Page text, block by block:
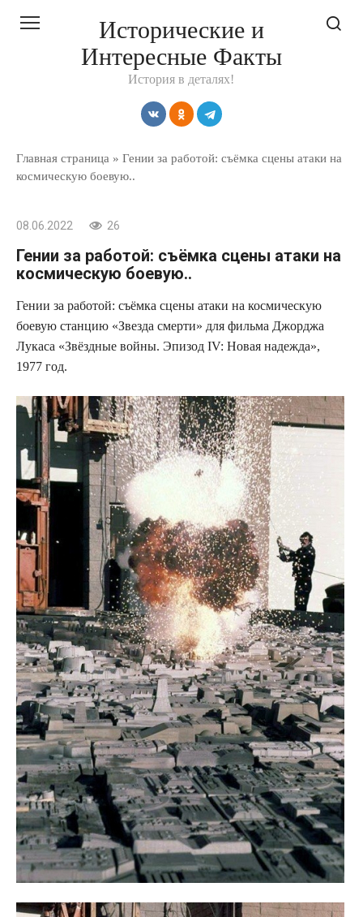
Исторические и
Интересные Факты
История в деталях!
Главная страница » Гении за работой: съёмка сцены атаки на
космическую боевую..
08.06.2022 26
Гении за работой: съёмка сцены атаки на
космическую боевую..
Гении за работой: съёмка сцены атаки на космическую
боевую станцию «Звезда смерти» для фильма Джорджа
Лукаса «Звёздные войны. Эпизод IV: Новая надежда»,
1977 год.